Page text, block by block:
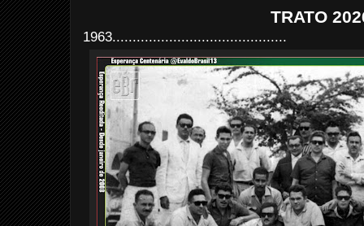
TRATO
1963...........................................